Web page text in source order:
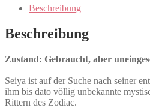
Zodiac
-
Der
Menge
Beschreibung
Beschreibung
Zustand: Gebraucht, aber
Seiya ist auf der Suche nach seiner
ihm bis dato völlig unbekannte
Rittern des Zodiac.